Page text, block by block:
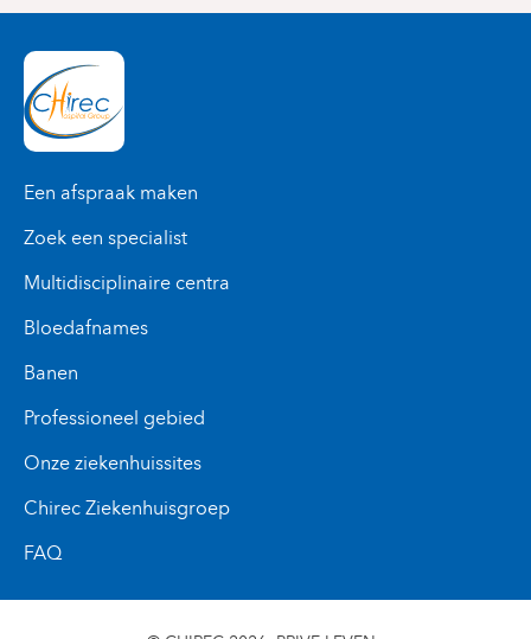
Een afspraak maken
Zoek een specialist
Multidisciplinaire centra
Bloedafnames
Banen
Professioneel gebied
Onze ziekenhuissites
Chirec Ziekenhuisgroep
FAQ